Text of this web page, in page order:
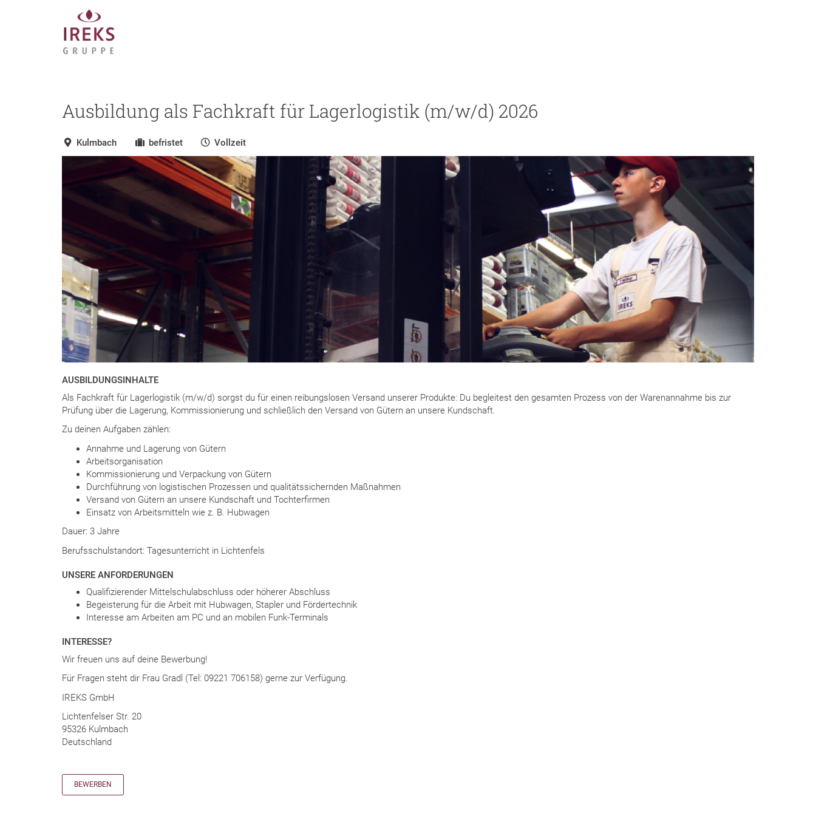
Ausbildung als Fachkraft für Lagerlogistik (m/w/d) 2026
Kulmbach befristet Vollzeit
AUSBILDUNGSINHALTE
Als Fachkraft für Lagerlogistik (m/w/d) sorgst du für einen reibungslosen Versand unserer Produkte: Du begleitest den gesamten Prozess von der Warenannahme bis zur
Prüfung über die Lagerung, Kommissionierung und schließlich den Versand von Gütern an unsere Kundschaft.
Zu deinen Aufgaben zählen:
Annahme und Lagerung von Gütern
Arbeitsorganisation
Kommissionierung und Verpackung von Gütern
Durchführung von logistischen Prozessen und qualitätssichernden Maßnahmen
Versand von Gütern an unsere Kundschaft und Tochterfirmen
Einsatz von Arbeitsmitteln wie z. B. Hubwagen
Dauer: 3 Jahre
Berufsschulstandort: Tagesunterricht in Lichtenfels
UNSERE ANFORDERUNGEN
Qualifizierender Mittelschulabschluss oder höherer Abschluss
Begeisterung für die Arbeit mit Hubwagen, Stapler und Fördertechnik
Interesse am Arbeiten am PC und an mobilen Funk-Terminals
INTERESSE?
Wir freuen uns auf deine Bewerbung!
Für Fragen steht dir Frau Gradl (Tel: 09221 706158) gerne zur Verfügung.
IREKS GmbH
Lichtenfelser Str. 20
95326 Kulmbach
Deutschland
BEWERBEN